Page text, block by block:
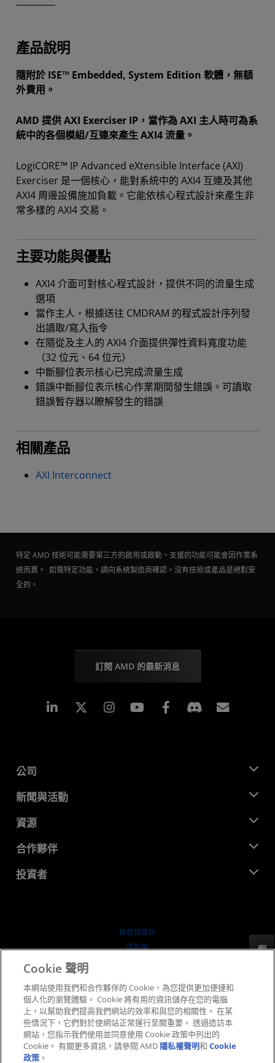
產品說明
隨附於 ISE™ Embedded, System Edition 軟體，無額
外費用。
AMD 提供 AXI Exerciser IP，當作為 AXI 主人時可為系
統中的各個模組/互連來產生 AXI4 流量。
LogiCORE™ IP Advanced eXtensible Interface (AXI)
Exerciser 是一個核心，能對系統中的 AXI4 互連及其他
AXI4 周邊設備施加負載。它能依核心程式設計來產生非
常多樣的 AXI4 交易。
主要功能與優點
AXI4 介面可對核心程式設計，提供不同的流量生成
選項
當作主人，根據送往 CMDRAM 的程式設計序列發
出讀取/寫入指令
在隨從及主人的 AXI4 介面提供彈性資料寬度功能
（32 位元、64 位元）
中斷腳位表示核心已完成流量生成
錯誤中斷腳位表示核心作業期間發生錯誤。可讀取
錯誤暫存器以瞭解發生的錯誤
相關產品
AXI Interconnect
特定 AMD 技術可能需要第三方的啟用或啟動。支援的功能可能會因作業系
統而異。 如需特定功能，請向系統製造商確認。沒有技術或產品是絕對安
全的。
訂閱 AMD 的最新消息
Linkedin Instagram Facebook
公司
關於 AMD
企業責任
招聘
聯絡我們
新聞與活動
新聞室
媒體庫
資源
開發者中心
案例研究
合作夥伴
AMD 合作夥伴中心
投資者
行情走勢
條款與條件
隱私權
公平公開競爭
英國稅務策略
Cookie 政策
Cookie 設定
反馈
Cookie 聲明
本網站使用我們和合作夥伴的 Cookie，為您提供更加便捷和
個人化的瀏覽體驗。 Cookie 將有用的資訊儲存在您的電腦
上，以幫助我們提高我們網站的效率和與您的相關性。 在某
些情況下，它們對於使網站正常運行至關重要。 透過造訪本
網站，您指示我們使用並同意使用 Cookie 政策中列出的
Cookie。 有關更多資訊，請參閱 AMD 隱私權聲明和Cookie
政策 。